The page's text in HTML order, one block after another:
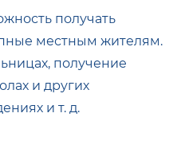
получать
местным жителям.
получение
и других
и т. д.